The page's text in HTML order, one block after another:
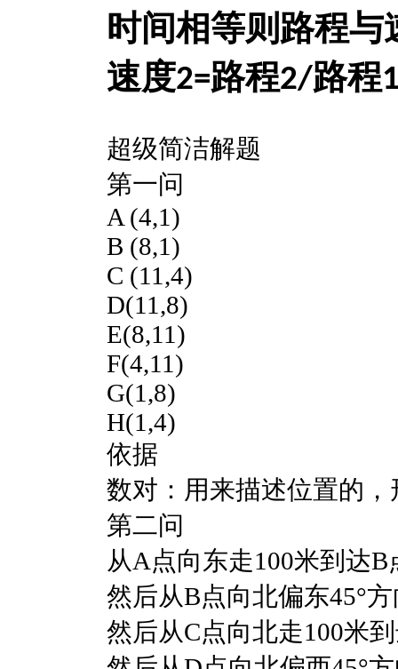
时间相等则路程与
速度2=路程2/路程
超级简洁解题
第一问
A (4,1)
B (8,1)
C (11,4)
D(11,8)
E(8,11)
F(4,11)
G(1,8)
H(1,4)
依据
数对：用来描述位置的
第二问
从A点向东走100米到达B
然后从B点向北偏东45°
然后从C点向北走100米